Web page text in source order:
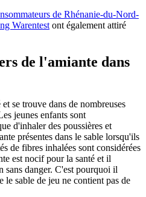
de Rhénanie-du-Nord-
Warentest ont également attiré
de l'amiante dans
se trouve dans de nombreuses
jeunes enfants sont
d'inhaler des poussières et
présentes dans le sable lorsqu'ils
de fibres inhalées sont considérées
est nocif pour la santé et il
sans danger. C'est pourquoi il
sable de jeu ne contient pas de